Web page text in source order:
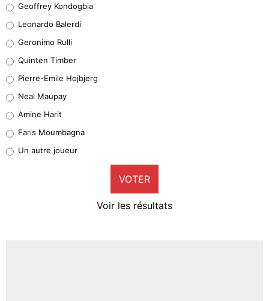
38%
32%
5%
1%
9%
Geoffrey Kondogbia
Leonardo Balerdi
Geronimo Rulli
Quinten Timber
Pierre-Emile Hojbjerg
Neal Maupay
Amine Harit
Faris Moumbagna
Un autre joueur
VOTER
Voir les résultats